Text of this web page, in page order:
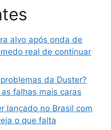
alvo após onda de
real de continuar
da Duster?
falhas mais caras
lançado no Brasil com
o que falta